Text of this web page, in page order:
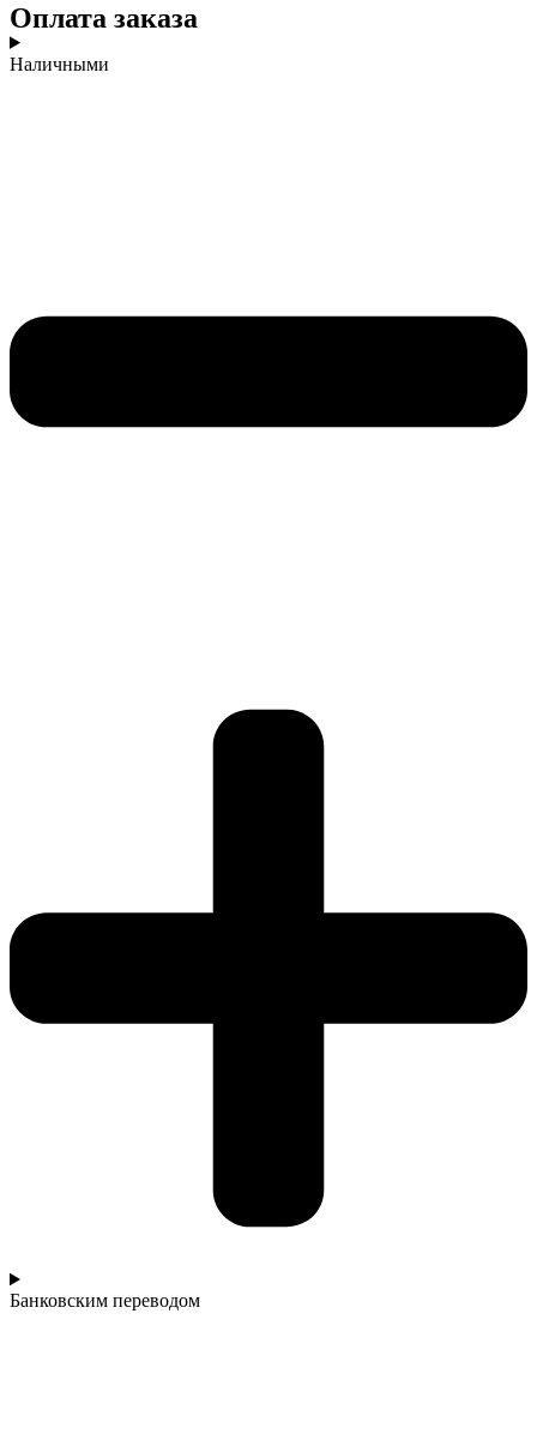
Оплата заказа
Наличными
Банковским переводом